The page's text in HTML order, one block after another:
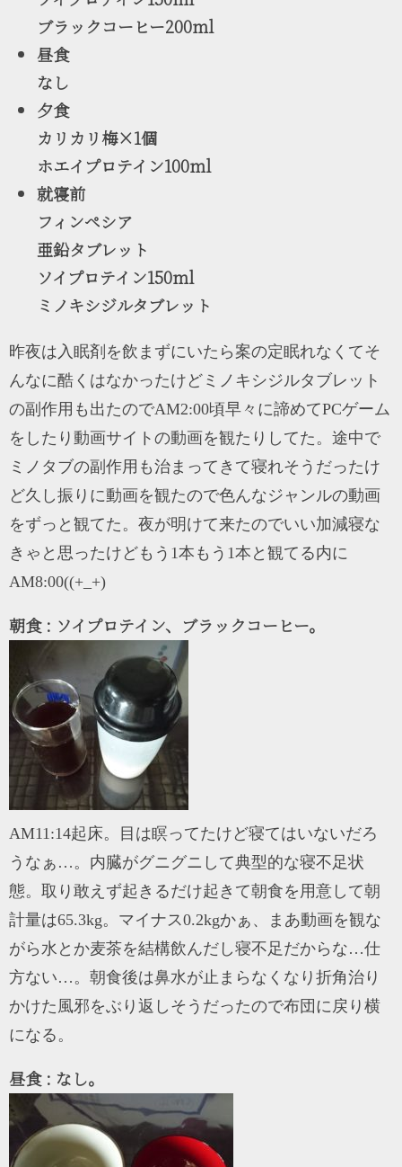
ブラックコーヒー200ml
昼食
なし
夕食
カリカリ梅×1個
ホエイプロテイン100ml
就寝前
フィンペシア
亜鉛タブレット
ソイプロテイン150ml
ミノキシジルタブレット
昨夜は入眠剤を飲まずにいたら案の定眠れなくてそ
んなに酷くはなかったけどミノキシジルタブレット
の副作用も出たのでAM2:00頃早々に諦めてPCゲーム
をしたり動画サイトの動画を観たりしてた。途中で
ミノタブの副作用も治まってきて寝れそうだったけ
ど久し振りに動画を観たので色んなジャンルの動画
をずっと観てた。夜が明けて来たのでいい加減寝な
きゃと思ったけどもう1本もう1本と観てる内に
AM8:00((+_+)
朝食 : ソイプロテイン、ブラックコーヒー。
AM11:14起床。目は瞑ってたけど寝てはいないだろ
うなぁ…。内臓がグニグニして典型的な寝不足状
態。取り敢えず起きるだけ起きて朝食を用意して朝
計量は65.3kg。マイナス0.2kgかぁ、まあ動画を観な
がら水とか麦茶を結構飲んだし寝不足だからな…仕
方ない…。朝食後は鼻水が止まらなくなり折角治り
かけた風邪をぶり返しそうだったので布団に戻り横
になる。
昼食 : なし。